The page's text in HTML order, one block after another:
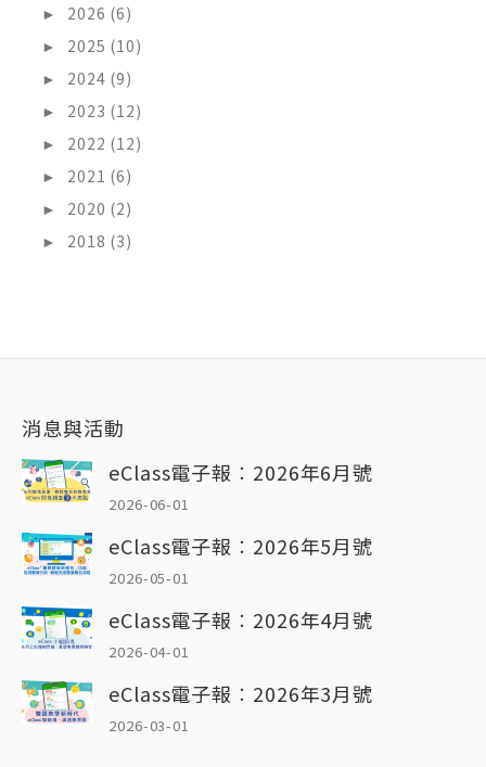
►
2026 (6)
►
2025 (10)
►
2024 (9)
►
2023 (12)
►
2022 (12)
►
2021 (6)
►
2020 (2)
►
2018 (3)
消息與活動
eClass電子報︰2026年6月號
2026-06-01
eClass電子報︰2026年5月號
2026-05-01
eClass電子報︰2026年4月號
2026-04-01
eClass電子報︰2026年3月號
2026-03-01